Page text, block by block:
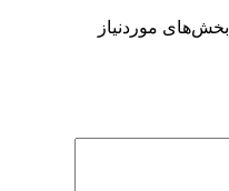
بخش‌های موردنیاز